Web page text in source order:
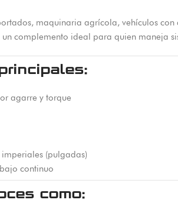
maquinaria agrícola, vehículos
complemento ideal para quien maneja
agarre y torque
(pulgadas)
continuo
como: